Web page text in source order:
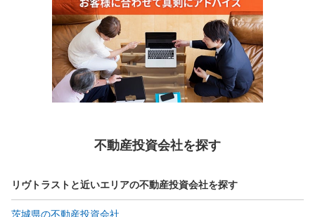
不動産投資会社を探す
リヴトラストと近いエリアの不動産投資会社を探す
茨城県の不動産投資会社